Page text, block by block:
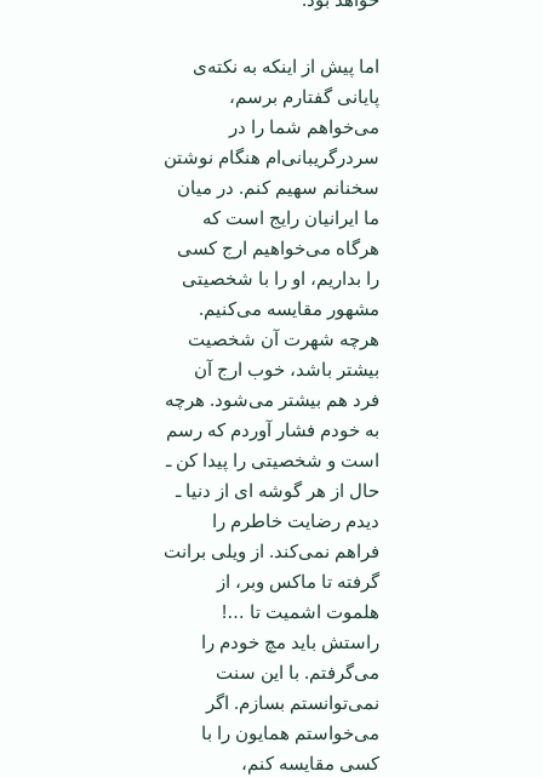
اما پیش از اینکه به نکته‌ی
پایانی گفتارم برسم،
می‌خواهم شما را در
سردرگریبانی‌ام هنگام نوشتن
سخنانم سهیم کنم. در میان
ما ایرانیان رایج است که
هرگاه می‌خواهیم ارج کسی
را بداریم، او را با شخصیتی
مشهور مقایسه می‌کنیم.
هرچه شهرت آن شخصیت
بیشتر باشد، خوب ارج آن
فرد هم بیشتر می‌شود. هرچه
به خودم فشار آوردم که رسم
است و شخصیتی را پیدا کن ـ
حال از هر گوشه ای از دنیا ـ
دیدم رضایت خاطرم را
فراهم نمی‌کند. از ویلی برانت
گرفته تا ماکس وبر، از
هلموت اشمیت تا …!
راستش باید مچ خودم را
می‌گرفتم. با این سنت
نمی‌توانستم بسازم. اگر
می‌خواستم همایون را با
کسی مقایسه کنم،